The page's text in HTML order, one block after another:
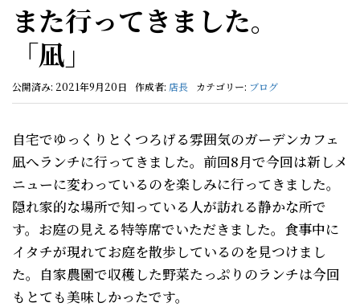
また行ってきました。
「凪」
公開済み: 2021年9月20日 作成者: 店長 カテゴリー: ブログ
自宅でゆっくりとくつろげる雰囲気のガーデンカフェ
凪へランチに行ってきました。前回8月で今回は新しメ
ニューに変わっているのを楽しみに行ってきました。
隠れ家的な場所で知っている人が訪れる静かな所で
す。お庭の見える特等席でいただきました。食事中に
イタチが現れてお庭を散歩しているのを見つけまし
た。自家農園で収穫した野菜たっぷりのランチは今回
もとても美味しかったです。